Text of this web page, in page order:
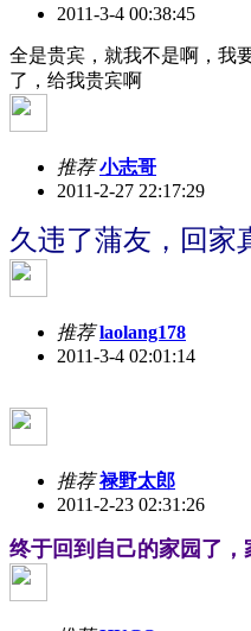
2011-3-4 00:38:45
全是贵宾，就我不是啊，我
了，给我贵宾啊
推荐小志哥
2011-2-27 22:17:29
久违了蒲友，回家
推荐laolang178
2011-3-4 02:01:14
推荐禄野太郎
2011-2-23 02:31:26
终于回到自己的家园了，